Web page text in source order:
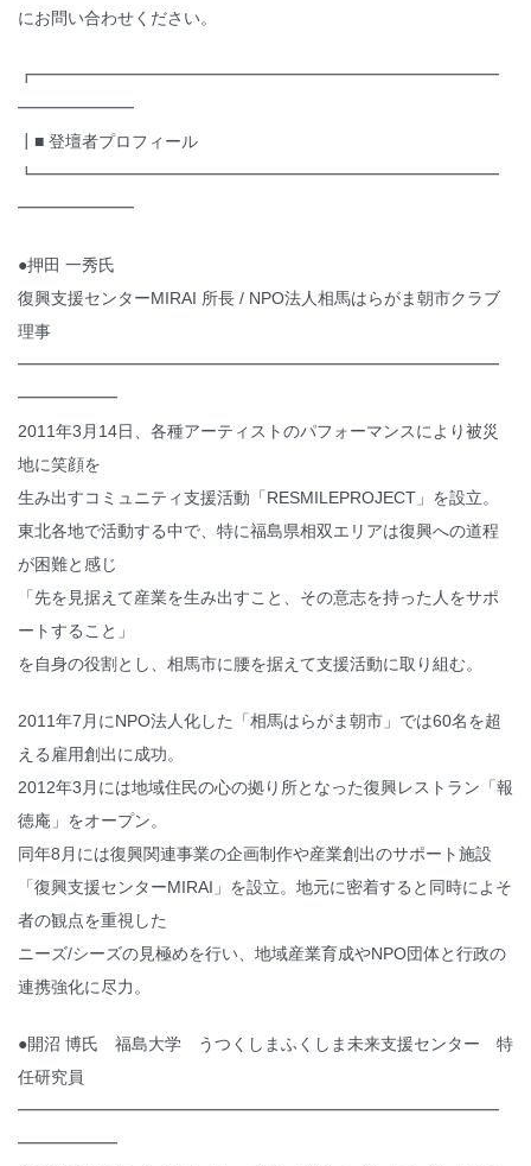
にお問い合わせください。
┏━━━━━━━━━━━━━━━━━━━━━━━━━━━━
━━━━━━━
┃■ 登壇者プロフィール
┗━━━━━━━━━━━━━━━━━━━━━━━━━━━━
━━━━━━━
●押田 一秀氏
復興支援センターMIRAI 所長 / NPO法人相馬はらがま朝市クラブ
理事
━━━━━━━━━━━━━━━━━━━━━━━━━━━━━
━━━━━━
2011年3月14日、各種アーティストのパフォーマンスにより被災
地に笑顔を
生み出すコミュニティ支援活動「RESMILEPROJECT」を設立。
東北各地で活動する中で、特に福島県相双エリアは復興への道程
が困難と感じ
「先を見据えて産業を生み出すこと、その意志を持った人をサポ
ートすること」
を自身の役割とし、相馬市に腰を据えて支援活動に取り組む。
2011年7月にNPO法人化した「相馬はらがま朝市」では60名を超
える雇用創出に成功。
2012年3月には地域住民の心の拠り所となった復興レストラン「報
徳庵」をオープン。
同年8月には復興関連事業の企画制作や産業創出のサポート施設
「復興支援センターMIRAI」を設立。地元に密着すると同時によそ
者の観点を重視した
ニーズ/シーズの見極めを行い、地域産業育成やNPO団体と行政の
連携強化に尽力。
●開沼 博氏 福島大学 うつくしまふくしま未来支援センター 特
任研究員
━━━━━━━━━━━━━━━━━━━━━━━━━━━━━
━━━━━━